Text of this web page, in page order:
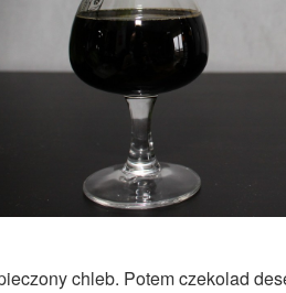
chleb. Potem czekolad